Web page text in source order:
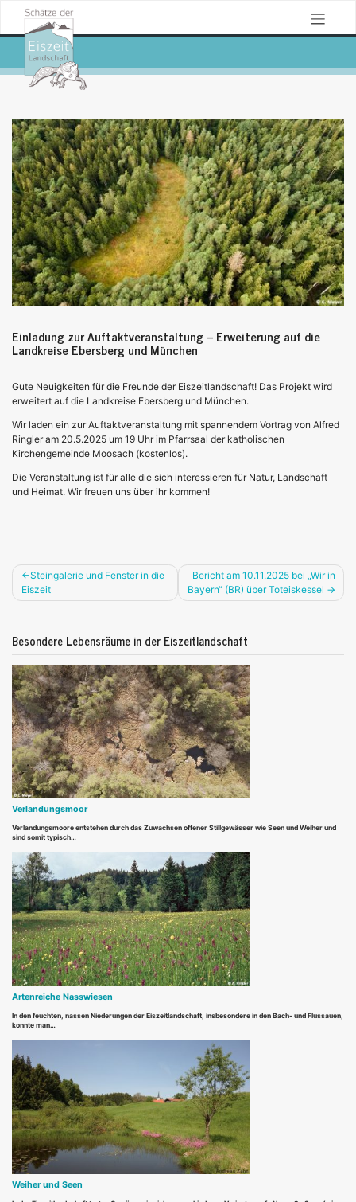
contentSCHÄTZE DER EISZEITLANDSCHAFT
Einladung zur Auftaktveranstaltung – Erweiterung auf die
Landkreise Ebersberg und München
Gute Neuigkeiten für die Freunde der Eiszeitlandschaft! Das Projekt wird
erweitert auf die Landkreise Ebersberg und München.
Wir laden ein zur Auftaktveranstaltung mit spannendem Vortrag von Alfred
Ringler am 20.5.2025 um 19 Uhr im Pfarrsaal der katholischen
Kirchengemeinde Moosach (kostenlos).
Die Veranstaltung ist für alle die sich interessieren für Natur, Landschaft
und Heimat. Wir freuen uns über ihr kommen!
Beitragsnavigation
Steingalerie und Fenster in die
Eiszeit
Bericht am 10.11.2025 bei „Wir in
Bayern“ (BR) über Toteiskessel
Besondere Lebensräume in der Eiszeitlandschaft
Verlandungsmoor
Verlandungsmoore entstehen durch das Zuwachsen offener Stillgewässer wie Seen und Weiher und
sind somit typisch…
Artenreiche Nasswiesen
In den feuchten, nassen Niederungen der Eiszeitlandschaft, insbesondere in den Bach- und Flussauen,
konnte man…
Weiher und Seen